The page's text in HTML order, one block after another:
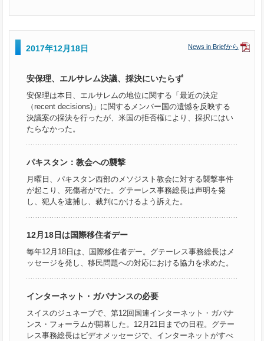
2017年12月18日 News in Briefから
安保理、エルサレム決議、採決にいたらず
安保理は本日、エルサレムの地位に関する「最近の決定
（recent decisions)」に関するメンバー国の遺憾を反映する
決議案の採決を行ったが、米国の拒否権により、採択にはい
たらなかった。
パキスタン：教会への襲撃
月曜日、パキスタン西部のメソジスト教会に対する襲撃事件
が起こり、死傷者がでた。グテーレス事務総長は声明を発
し、犯人を逮捕し、裁判にかけるよう訴えた。
12月18日は国際移住者デー
毎年12月18日は、国際移住者デー。グテーレス事務総長はメ
ッセージを発し、移民問題への対応における協力を求めた。
インターネット・ガバナンスの必要
スイスのジュネーブで、第12回国連インターネット・ガバナ
ンス・フォーラムが開幕した。12月21日までの日程。グテー
レス事務総長はビデオメッセージで、インターネットがすべ